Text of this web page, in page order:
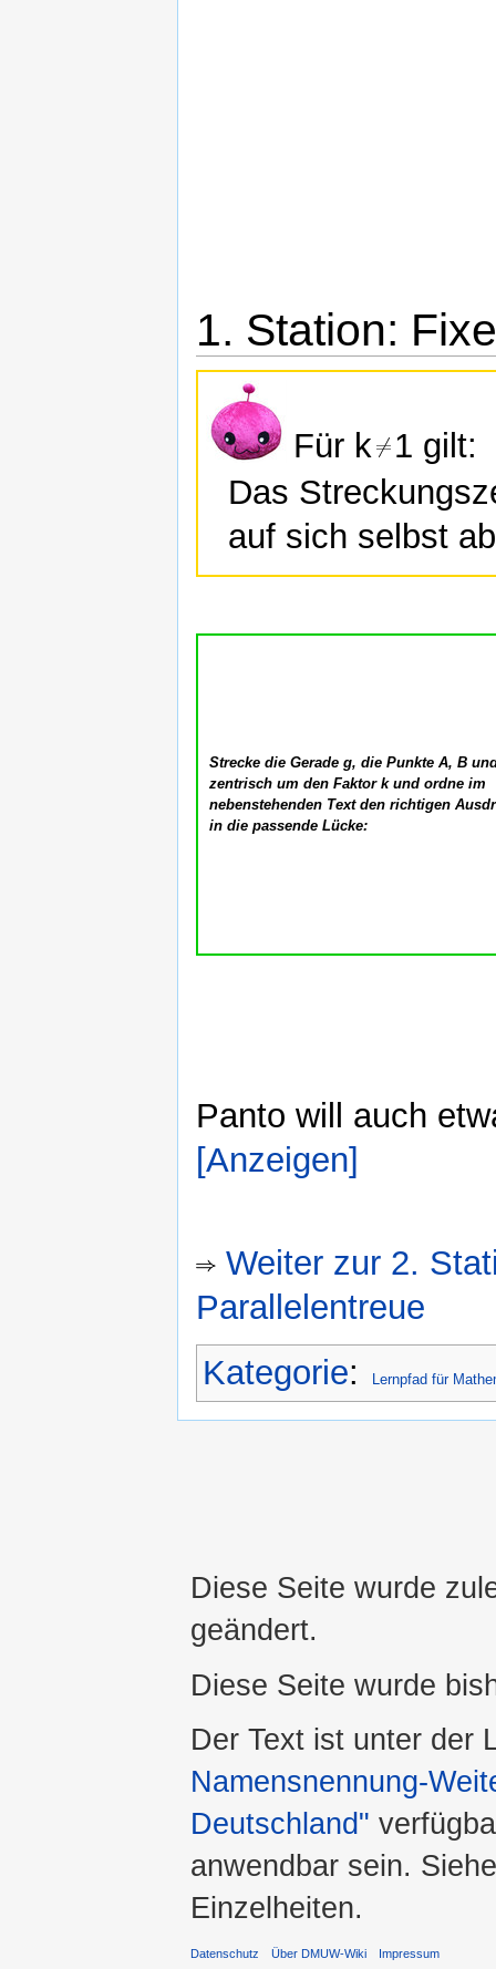
1. Station:
Für k
1 gilt:
Das
auf sich selbst
Strecke die Gerade g, die Punkte A, B
zentrisch um den Faktor k und ordne im
nebenstehenden Text den richtigen
in die passende Lücke:
Panto will auch
[Anzeigen]
Weiter zur 2.
Parallelentreue
Kategorie: Lernpfad für
Diese Seite wurde
geändert.
Diese Seite wurde
Der Text ist unter der
Namensnennung-
Deutschland"
anwendbar sein.
Einzelheiten.
Datenschutz Über DMUW-Wiki Impressum